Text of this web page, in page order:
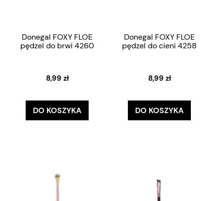
Donegal FOXY FLOE
pędzel do brwi 4260
8,99 zł
DO KOSZYKA
Donegal FOXY FLOE
pędzel do cieni 4258
8,99 zł
DO KOSZYKA